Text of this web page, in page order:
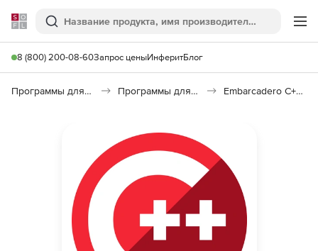
Softline
Поиск
8 (800) 200-08-60Запрос ценыИнферитБлог
Программы для программирования Программы для разработки ПО Embarcadero C++Builder 11 Alexandria